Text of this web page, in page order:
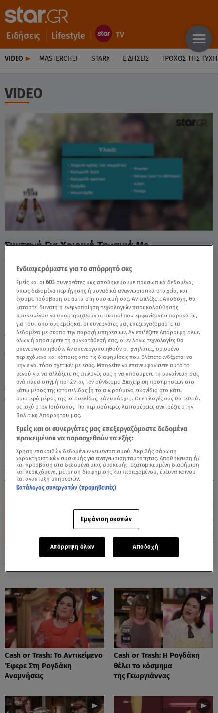
Ειδήσεις Lifestyle
VIDEO MASTERCHEF STARX ΕΙΔΉΣΕΙΣ ΤΡΟΧΌΣ ΤΗΣ
VIDEO
Σάββατο 8 Αυγούστου 2026
12.05.26, 15:00 MEDIA
Συνταγή Για Χοιρινή Τηγανιά Με
Μουστάρδα Από Τον Νίκο - Video
TAGS: ΣΥΝΤΑΓΕΣ MASTER ΣΥΝΤΑΓΕΣ MAMOSBEER
ΧΟΙΡΙΝΗ ΤΗΓΑΝΙΑ
ΟΛΑ ΤΑ ΒΙΝΤΕΟ
Cash or Trash: Η Μάρω
Κοντού Δημοπράτησε Πίνακά
Της!
Cash or Trash: Το Αντικείμενο
Που Ενθουσίασε Τη Χιωτίνη
Cash or Trash: Το Αντικείμενο
Έφερε Στη Ρογδάκη
Αναμνήσεις
Cash or Trash: Η Ρογδάκη
θέλει το κόσμημα
της Γεωργιάννας
Ενδιαφερόμαστε για το απόρρητό σας
Εμείς και οι603 συνεργάτες μας αποθηκεύουμε προσωπικά δεδομένα,
όπως δεδομένα περιήγησης ή μοναδικά αναγνωριστικά στοιχεία, και
έχουμε πρόσβαση σε αυτά στη συσκευή σας. Αν επιλέξετε Αποδοχή, θα
καταστεί δυνατή η ενεργοποίηση τεχνολογιών παρακολούθησης
προκειμένου να υποστηριχθούν οι σκοποί που εμφανίζονται παρακάτω,
για τους οποίους εμείς και οι συνεργάτες μας επεξεργαζόμαστε τα
δεδομένα με σκοπό την παροχή υπηρεσιών. Αν επιλέξετε Απόρριψη όλων
όλων ή αποσύρετε τη συγκατάθεσή σας, οι εν λόγω τεχνολογίες θα
απενεργοποιηθούν. Αν απενεργοποιηθούν οι ιχνηλάτες, ορισμένο
περιεχόμενο και κάποιες από τις διαφημίσεις που βλέπετε ενδέχεται να
μην είναι τόσο σχετικές με εσάς. Μπορείτε να επανεμφανίσετε αυτό το
μενού για να αλλάξετε τις επιλογές σας ή να αποσύρετε τη συναίνεσή σας
ανά πάσα στιγμή πατώντας τον σύνδεσμο Διαχείριση προτιμήσεων στο
κάτω μέρος της ιστοσελίδας [ή το αιωρούμενο εικονίδιο στο κάτω
αριστερό μέρος της ιστοσελίδας, εάν υπάρχει]. Οι επιλογές σας θα τεθούν
σε ισχύ στον Ιστότοπος. Για περισσότερες λεπτομέρειες ανατρέξτε στην
Πολιτική Απορρήτου μας.
Εμείς και οι συνεργάτες μας επεξεργαζόμαστε δεδομένα
προκειμένου να παρασχεθούν τα εξής:
Χρήση επακριβών δεδομένων γεωεντοπισμού. Ακριβής σάρωση
χαρακτηριστικών συσκευής για αναγνώριση ταυτότητας. Αποθήκευση ή/
και πρόσβαση στα δεδομένα μιας συσκευής. Εξατομικευμένη διαφήμιση
και περιεχόμενο, μέτρηση διαφήμισης και περιεχομένου, έρευνα κοινού
και ανάπτυξη υπηρεσιών.
Κατάλογος συνεργατών (προμηθευτές)
Εμφάνιση σκοπών
Απόρριψη όλων Αποδοχή